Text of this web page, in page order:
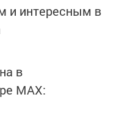
и интересным в
в
MАХ: